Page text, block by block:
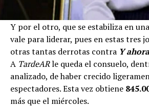
Y por el otro, que se estabiliza en
vale para liderar, pues en estas tres
otras tantas derrotas contra Y
A TardeARle queda el consuelo,
analizado, de haber crecido
espectadores. Esta vez obtiene
más que el miércoles.